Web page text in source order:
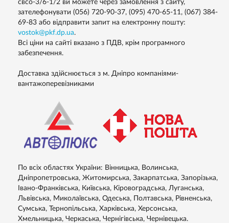
свсо-3/6-1/2 ви можете через замовлення з сайту,
зателефонувати (056) 720-90-37, (095) 470-65-11, (067) 384-
69-83 або відправити запит на електронну пошту:
vostok@pkf.dp.ua.
Всі ціни на сайті вказано з ПДВ, крім програмного
забезпечення.
Доставка здійснюється з м. Дніпро компаніями-
вантажоперевізниками
По всіх областях України: Вінницька, Волинська,
Дніпропетровська, Житомирська, Закарпатська, Запорізька,
Івано-Франківська, Київська, Кіровоградська, Луганська,
Львівська, Миколаївська, Одеська, Полтавська, Рівненська,
Сумська, Тернопільська, Харківська, Херсонська,
Хмельницька, Черкаська, Чернігівська, Чернівецька.